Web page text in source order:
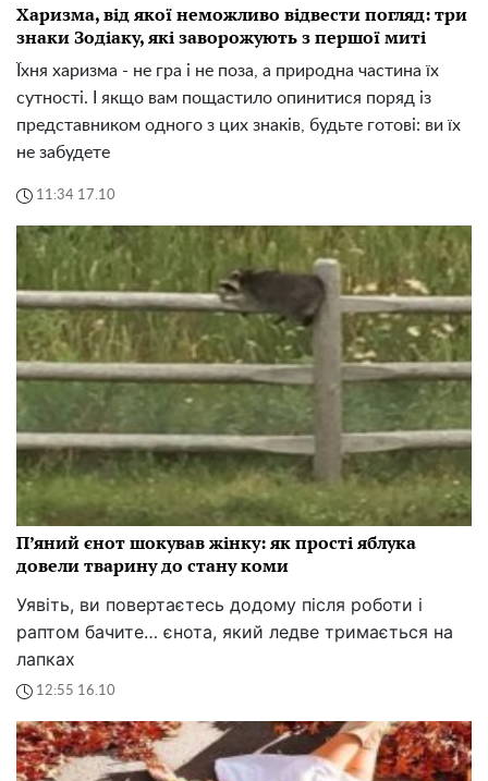
Харизма, від якої неможливо відвести погляд: три
знаки Зодіаку, які заворожують з першої миті
Їхня харизма - не гра і не поза, а природна частина їх
сутності. І якщо вам пощастило опинитися поряд із
представником одного з цих знаків, будьте готові: ви їх
не забудете
11:34 17.10
П’яний єнот шокував жінку: як прості яблука
довели тварину до стану коми
Уявіть, ви повертаєтесь додому після роботи і
раптом бачите… єнота, який ледве тримається на
лапках
12:55 16.10